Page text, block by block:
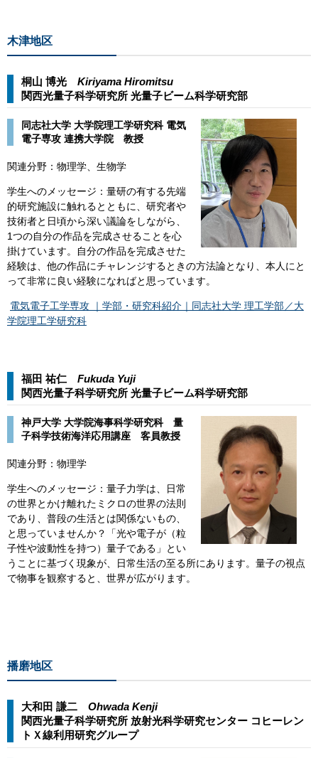
木津地区
桐山 博光 Kiriyama Hiromitsu​
関西光量子科学研究所 光量子ビーム科学研究部​
同志社大学 大学院理工学研究科 電気
電子専攻 連携大学院 教授
関連分野：物理学、生物学
学生へのメッセージ：​量研の有する先端
的研究施設に触れるとともに、研究者や
技術者と日頃から深い議論をしながら、
1つの自分の作品を完成させることを心
掛けています。自分の作品を完成させた
経験は、他の作品にチャレンジするときの方法論となり、本人にと
って非常に良い経験になればと思っています。
電気電子工学専攻 ｜学部・研究科紹介｜同志社大学 理工学部／大
学院理工学研究科
福田 祐仁 Fukuda Yuji​
関西光量子科学研究所 光量子ビーム科学研究部​
神戸大学 大学院海事科学研究科 量
子科学技術海洋応用講座 客員教授
関連分野：物理学
学生へのメッセージ：量子力学は、日常
の世界とかけ離れたミクロの世界の法則
であり、普段の生活とは関係ないもの、
と思っていませんか？「光や電子が（粒
子性や波動性を持つ）量子である」とい
うことに基づく現象が、日常生活の至る所にあります。量子の視点
で物事を観察すると、世界が広がります。
播磨地区
大和田 謙二 Ohwada Kenji​
関西光量子科学研究所 放射光科学研究センター コヒーレン
トＸ線利用研究グループ​